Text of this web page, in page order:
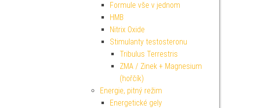
Formule vše v jednom
HMB
Nitrix Oxide
Stimulanty testosteronu
Tribulus Terrestris
ZMA / Zinek + Magnesium
(hořčík)
Energie, pitný režim
Energetické gely